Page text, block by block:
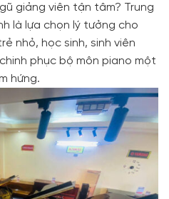
giảng viên tận tâm? Trung
là lựa chọn lý tưởng cho
nhỏ, học sinh, sinh viên
phục bộ môn piano một
hứng.